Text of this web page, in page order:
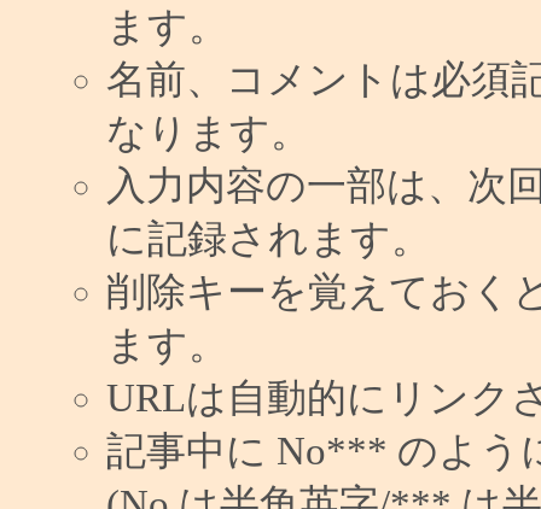
ます。
名前、コメントは必須
なります。
入力内容の一部は、次
に記録されます。
削除キーを覚えておく
ます。
URLは自動的にリンク
記事中に No*** のよう